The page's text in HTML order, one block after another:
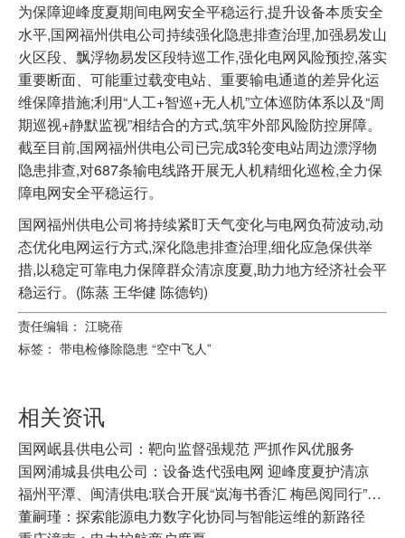
为保障迎峰度夏期间电网安全平稳运行,提升设备本质安全
水平,国网福州供电公司持续强化隐患排查治理,加强易发山
火区段、飘浮物易发区段特巡工作,强化电网风险预控,落实
重要断面、可能重过载变电站、重要输电通道的差异化运
维保障措施;利用“人工+智巡+无人机”立体巡防体系以及“周
期巡视+静默监视”相结合的方式,筑牢外部风险防控屏障。
截至目前,国网福州供电公司已完成3轮变电站周边漂浮物
隐患排查,对687条输电线路开展无人机精细化巡检,全力保
障电网安全平稳运行。
国网福州供电公司将持续紧盯天气变化与电网负荷波动,动
态优化电网运行方式,深化隐患排查治理,细化应急保供举
措,以稳定可靠电力保障群众清凉度夏,助力地方经济社会平
稳运行。(陈蒸 王华健 陈德钧)
责任编辑： 江晓蓓
标签： 带电检修除隐患 “空中飞人”
相关资讯
国网岷县供电公司：靶向监督强规范 严抓作风优服务
国网浦城县供电公司：设备迭代强电网 迎峰度夏护清凉
福州平潭、闽清供电:联合开展“岚海书香汇 梅邑阅同行”职工阅读分享会
董嗣瑾：探索能源电力数字化协同与智能运维的新路径